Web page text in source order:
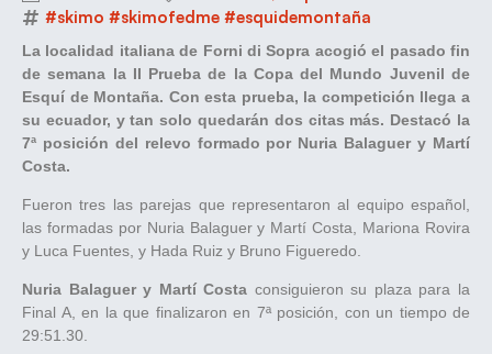
#skimo #skimofedme #esquidemontaña
La localidad italiana de Forni di Sopra acogió el pasado fin
de semana la II Prueba de la Copa del Mundo Juvenil de
Esquí de Montaña. Con esta prueba, la competición llega a
su ecuador, y tan solo quedarán dos citas más. Destacó la
7ª posición del relevo formado por Nuria Balaguer y Martí
Costa.
Fueron tres las parejas que representaron al equipo español,
las formadas por Nuria Balaguer y Martí Costa, Mariona Rovira
y Luca Fuentes, y Hada Ruiz y Bruno Figueredo.
Nuria Balaguer y Martí Costa consiguieron su plaza para la
Final A, en la que finalizaron en 7ª posición, con un tiempo de
29:51.30.